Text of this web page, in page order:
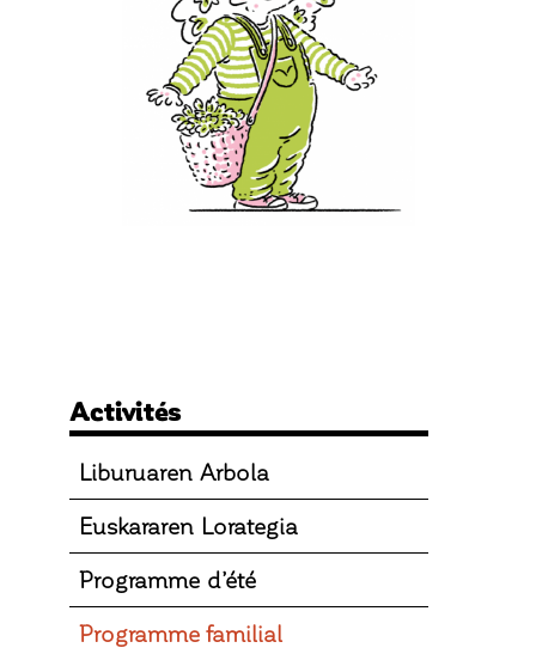
Activités
Liburuaren Arbola
Euskararen Lorategia
Programme d’été
Programme familial